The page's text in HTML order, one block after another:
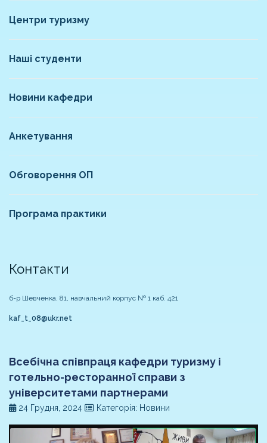
Центри туризму
Наші студенти
Новини кафедри
Анкетування
Обговорення ОП
Програма практики
Контакти
б-р Шевченка, 81, навчальний корпус № 1 каб. 421
kaf_t_08@ukr.net
Всебічна співпраця кафедри туризму і
готельно-ресторанної справи з
університетами партнерами
24 Грудня, 2024 Категорія: Новини